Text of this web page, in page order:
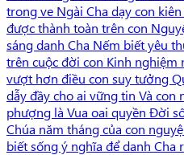
trong ve Ngài Cha dạy con
được thành toàn trên con
sáng danh Cha Nếm biết yêu
trên cuộc đời con Kinh
vượt hơn điều con suy tưởng
dẫy đầy cho ai vững tin Và
phượng là Vua oai quyền Đời
Chúa năm tháng của con
biết sống ý nghĩa để danh Cha